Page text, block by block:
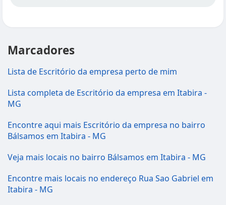
Marcadores
Lista de Escritório da empresa perto de mim
Lista completa de Escritório da empresa em Itabira -
MG
Encontre aqui mais Escritório da empresa no bairro
Bálsamos em Itabira - MG
Veja mais locais no bairro Bálsamos em Itabira - MG
Encontre mais locais no endereço Rua Sao Gabriel em
Itabira - MG